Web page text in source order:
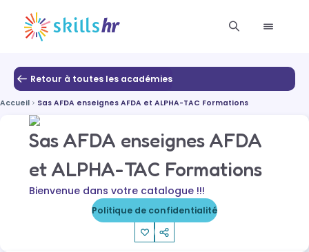
Retour à toutes les académies
Accueil Sas AFDA enseignes AFDA et ALPHA-TAC Formations
Sas AFDA enseignes AFDA
et ALPHA-TAC Formations
Bienvenue dans votre catalogue !!!
Politique de confidentialité